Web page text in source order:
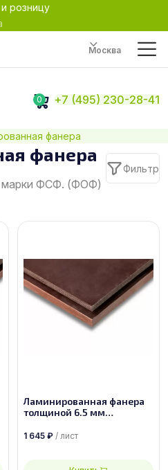
розницу
Москва
0 +7 (495) 230-28-41
фанера
фанера
марки ФСФ. (ФОФ)
Фильтр
Ламинированная фанера
толщиной 6.5 мм
1/1
1 645 ₽ / лист